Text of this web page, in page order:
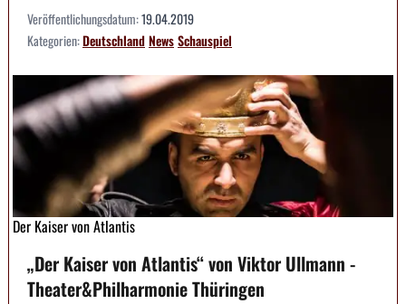
Veröffentlichungsdatum:19.04.2019
Kategorien:DeutschlandNewsSchauspiel
Der Kaiser von Atlantis
„Der Kaiser von Atlantis“ von Viktor Ullmann -
Theater&Philharmonie Thüringen